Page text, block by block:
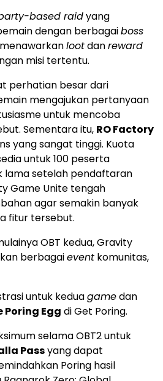
based raidyang
dengan berbagaiboss
lootdanreward
misi tertentu.
perhatian besar dari
mengajukan pertanyaan
untuk mencoba
Sementara itu, RO Factory
yang sangat tinggi. Kuota
untuk 100 peserta
lama setelah pendaftaran
Game Unite tengah
agar semakin banyak
fitur tersebut.
OBT kedua, Gravity
berbagaievent komunitas,
untuk keduagamedan
Poring Egg di Get Poring.
selama OBT2 untuk
Passyang dapat
Poring hasil